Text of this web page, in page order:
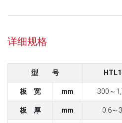
详细规格
型 号
板 宽 mm 300～
板 厚 mm 0.6～